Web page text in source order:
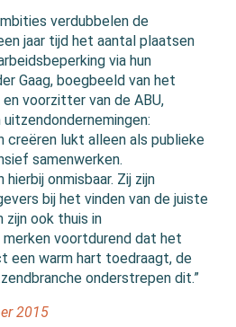
verdubbelen de
jaar tijd het aantal plaatsen
via hun
Gaag, boegbeeld van het
voorzitter van de ABU,
creëren lukt alleen als publieke
samenwerken.
onmisbaar. Zij zijn
bij het vinden van de juiste
zijn ook thuis in
merken voortdurend dat het
een warm hart toedraagt, de
onderstrepen dit.”
2015